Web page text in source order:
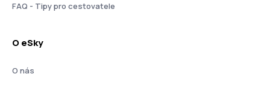
FAQ - Tipy pro cestovatele
O eSky
O nás